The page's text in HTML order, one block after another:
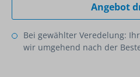
Angebot
Bei gewählter Veredelung:
wir umgehend nach der